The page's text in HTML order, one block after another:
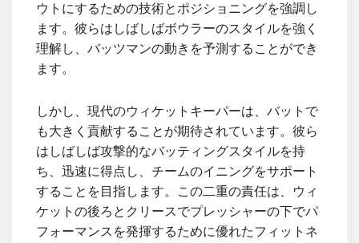
ウトにするための技術とポジショニングを強調し
ます。彼らはしばしばボウラーのスタイルを強く
理解し、バッツマンの動きを予測することができ
ます。
しかし、現代のウィケットキーパーは、バットで
も大きく貢献することが期待されています。彼ら
はしばしば攻撃的なバッティングスタイルを持
ち、迅速に得点し、チームのイニングをサポート
することを目指します。この二重の責任は、ウィ
ケットの後ろとクリースでプレッシャーの下でパ
フォーマンスを発揮するために優れたフィットネ